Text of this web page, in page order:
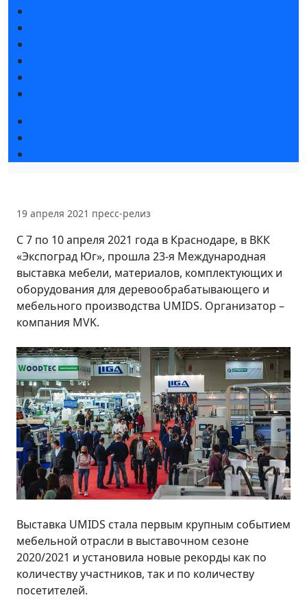
19 апреля 2021 пресс-релиз
С 7 по 10 апреля 2021 года в Краснодаре, в ВКК
«Экспоград Юг», прошла 23-я Международная
выставка мебели, материалов, комплектующих и
оборудования для деревообрабатывающего и
мебельного производства UMIDS. Организатор –
компания MVK.
Выставка UMIDS стала первым крупным событием
мебельной отрасли в выставочном сезоне
2020/2021 и установила новые рекорды как по
количеству участников, так и по количеству
посетителей.